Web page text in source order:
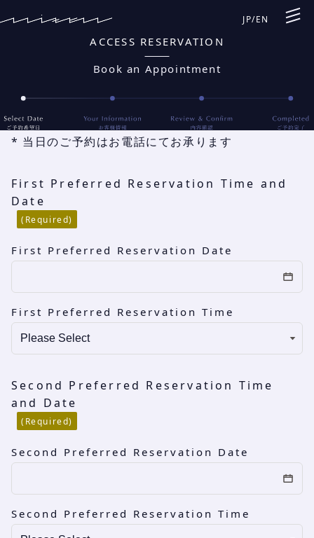
JP/EN
ACCESS RESERVATION
Book an Appointment
* 当日のご予約はお電話にてお承ります
First Preferred Reservation Time and
Date
(Required)
First Preferred Reservation Date
First Preferred Reservation Time
Second Preferred Reservation Time
and Date
(Required)
Second Preferred Reservation Date
Second Preferred Reservation Time